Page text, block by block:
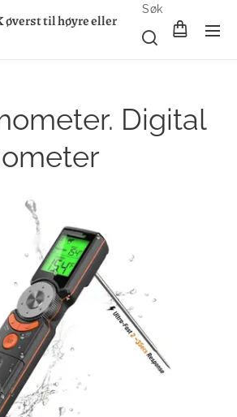
øverst til høyre eller
Søk
Digital